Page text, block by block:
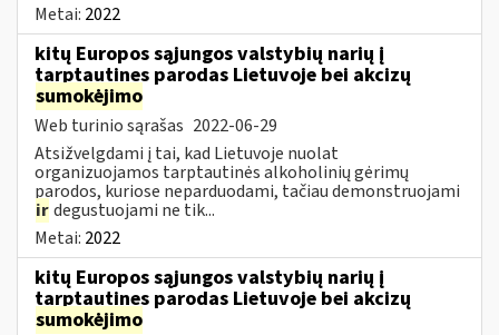
Metai: 2022
kitų Europos sąjungos valstybių narių į
tarptautines parodas Lietuvoje bei akcizų
sumokėjimo
Web turinio sąrašas 2022-06-29
Atsižvelgdami į tai, kad Lietuvoje nuolat
organizuojamos tarptautinės alkoholinių gėrimų
parodos, kuriose neparduodami, tačiau demonstruojami
irdegustuojami ne tik...
Metai: 2022
kitų Europos sąjungos valstybių narių į
tarptautines parodas Lietuvoje bei akcizų
sumokėjimo